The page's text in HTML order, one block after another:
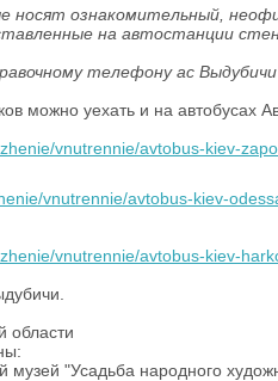
носят ознакомительный,
на автостанции
телефону ас Выдубичи
можно уехать и на автобусах
vnutrennie/avtobus-kiev-
vnutrennie/avtobus-kiev-
vnutrennie/avtobus-kiev-
области
"Усадьба народного